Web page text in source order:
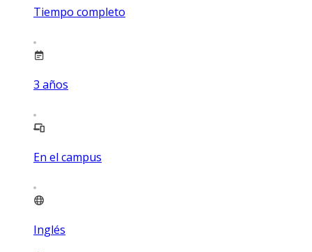
Tiempo completo
3 años
En el campus
Inglés